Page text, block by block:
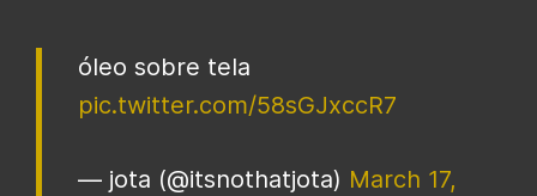
óleo sobre tela
pic.twitter.com/58sGJxccR7
— jota (@itsnothatjota) March 17,